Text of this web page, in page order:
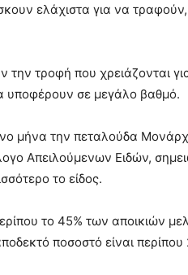
ελάχιστα για να
την τροφή που χρειάζονται
υποφέρουν σε μεγάλο βαθμό.
μήνα την πεταλούδα
Απειλούμενων Ειδών,
το είδος.
το 45% των αποικιών
ποσοστό είναι περίπου